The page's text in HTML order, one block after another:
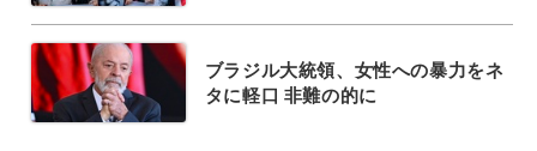
ブラジル大統領、女性への暴力をネ
タに軽口 非難の的に